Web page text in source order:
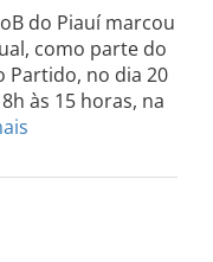
do
Sul
dia
do Piauí marcou
como parte do
Partido, no dia 20
às 15 horas, na
PI